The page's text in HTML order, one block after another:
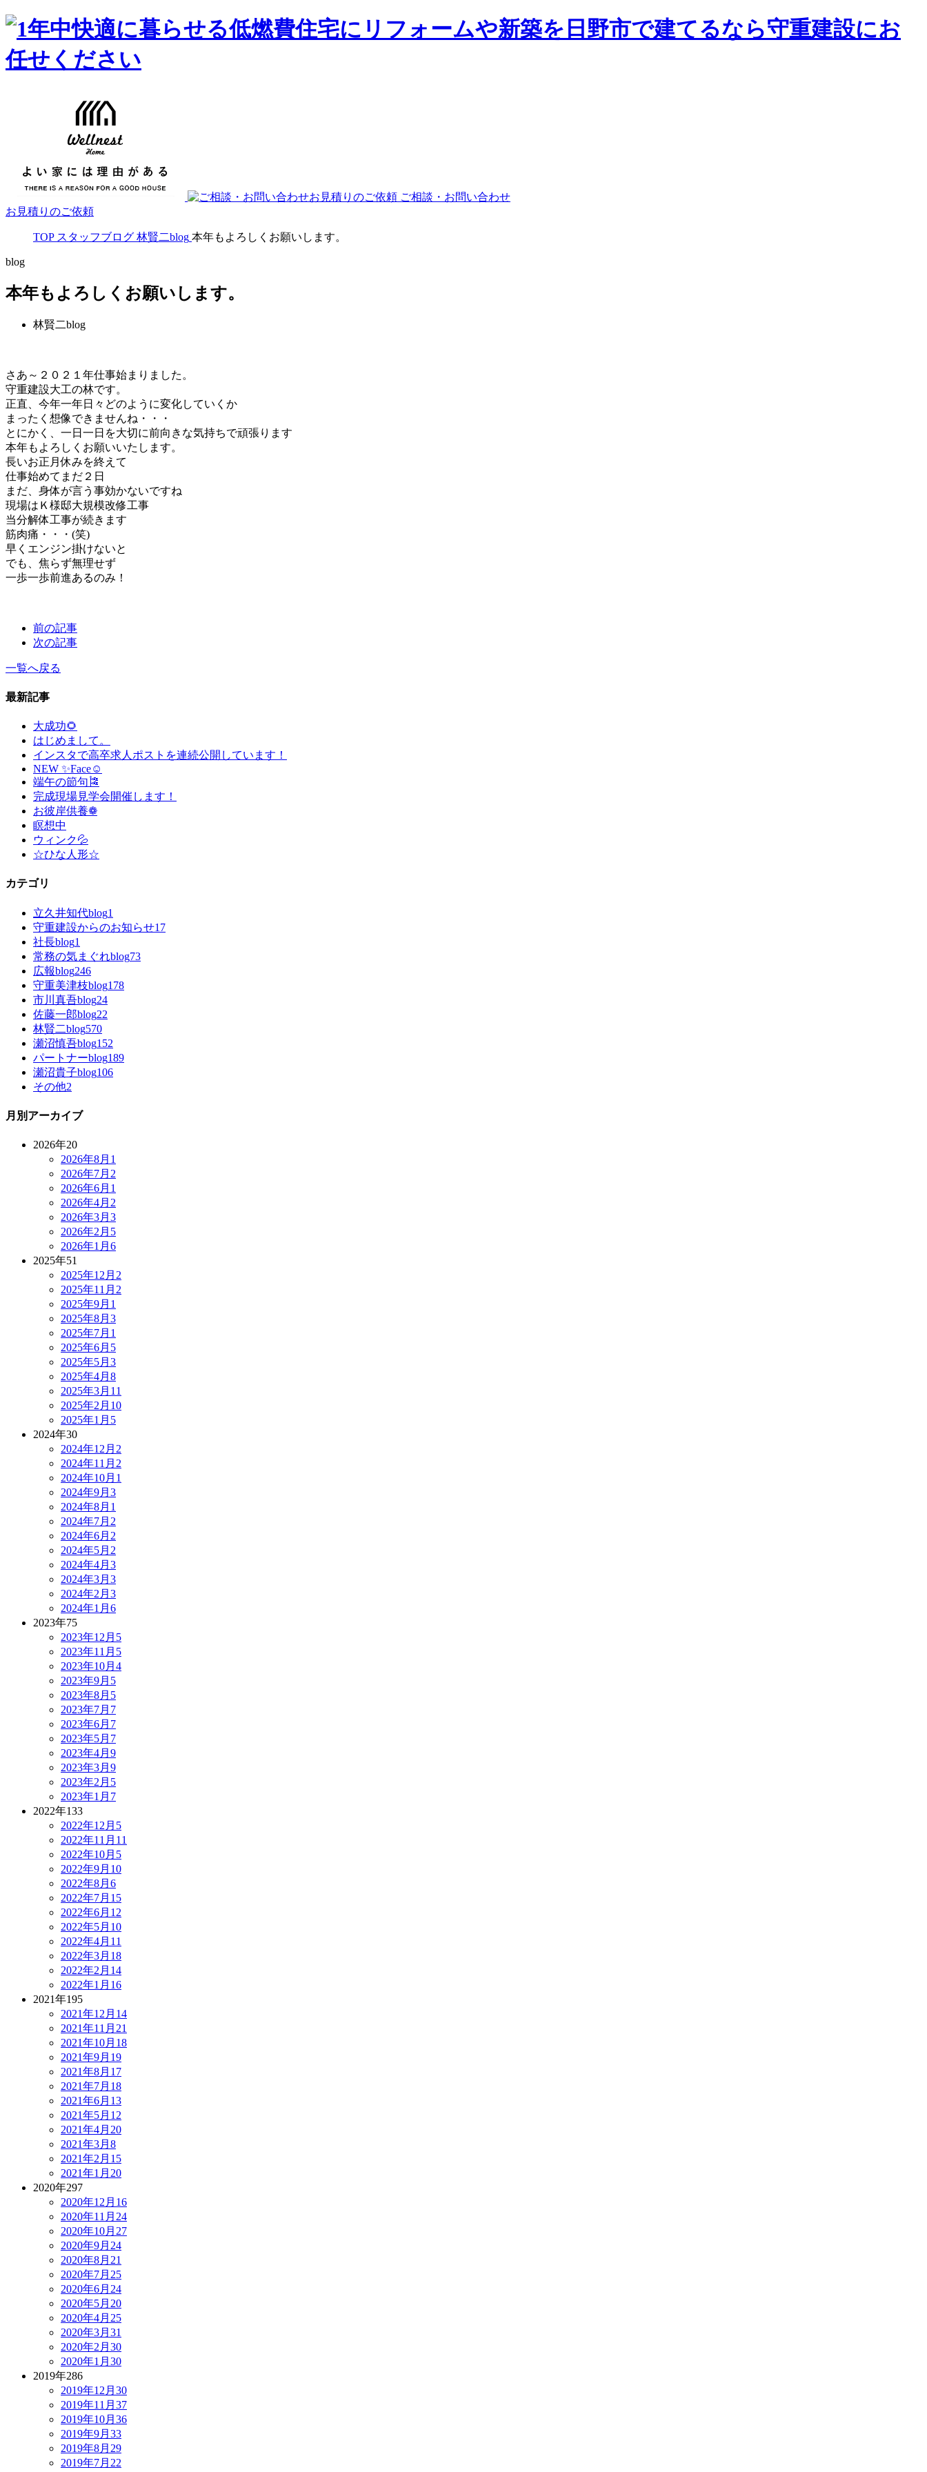
ご相談・お問い合わせ
お見積りのご依頼
TOP スタッフブログ 林賢二blog 本年もよろしくお願いします。
blog
本年もよろしくお願いします。
林賢二blog
さあ～２０２１年仕事始まりました。
守重建設大工の林です。
正直、今年一年日々どのように変化していくか
まったく想像できませんね・・・
とにかく、一日一日を大切に前向きな気持ちで頑張ります
本年もよろしくお願いいたします。
長いお正月休みを終えて
仕事始めてまだ２日
まだ、身体が言う事効かないですね
現場はＫ様邸大規模改修工事
当分解体工事が続きます
筋肉痛・・・(笑)
早くエンジン掛けないと
でも、焦らず無理せず
一歩一歩前進あるのみ！
前の記事
次の記事
一覧へ戻る
最新記事
大成功🌻
はじめまして。
インスタで高卒求人ポストを連続公開しています！
NEW ✨Face☺
端午の節句🎏
完成現場見学会開催します！
お彼岸供養❁
瞑想中
ウィンク💦
☆ひな人形☆
カテゴリ
立久井知代blog1
守重建設からのお知らせ17
社長blog1
常務の気まぐれblog73
広報blog246
守重美津枝blog178
市川真吾blog24
佐藤一郎blog22
林賢二blog570
瀬沼慎吾blog152
パートナーblog189
瀬沼貴子blog106
その他2
月別アーカイブ
2026年20
2026年8月 1
2026年7月 2
2026年6月 1
2026年4月 2
2026年3月 3
2026年2月 5
2026年1月 6
2025年51
2025年12月 2
2025年11月 2
2025年9月 1
2025年8月 3
2025年7月 1
2025年6月 5
2025年5月 3
2025年4月 8
2025年3月 11
2025年2月 10
2025年1月 5
2024年30
2024年12月 2
2024年11月 2
2024年10月 1
2024年9月 3
2024年8月 1
2024年7月 2
2024年6月 2
2024年5月 2
2024年4月 3
2024年3月 3
2024年2月 3
2024年1月 6
2023年75
2023年12月 5
2023年11月 5
2023年10月 4
2023年9月 5
2023年8月 5
2023年7月 7
2023年6月 7
2023年5月 7
2023年4月 9
2023年3月 9
2023年2月 5
2023年1月 7
2022年133
2022年12月 5
2022年11月 11
2022年10月 5
2022年9月 10
2022年8月 6
2022年7月 15
2022年6月 12
2022年5月 10
2022年4月 11
2022年3月 18
2022年2月 14
2022年1月 16
2021年195
2021年12月 14
2021年11月 21
2021年10月 18
2021年9月 19
2021年8月 17
2021年7月 18
2021年6月 13
2021年5月 12
2021年4月 20
2021年3月 8
2021年2月 15
2021年1月 20
2020年297
2020年12月 16
2020年11月 24
2020年10月 27
2020年9月 24
2020年8月 21
2020年7月 25
2020年6月 24
2020年5月 20
2020年4月 25
2020年3月 31
2020年2月 30
2020年1月 30
2019年286
2019年12月 30
2019年11月 37
2019年10月 36
2019年9月 33
2019年8月 29
2019年7月 22